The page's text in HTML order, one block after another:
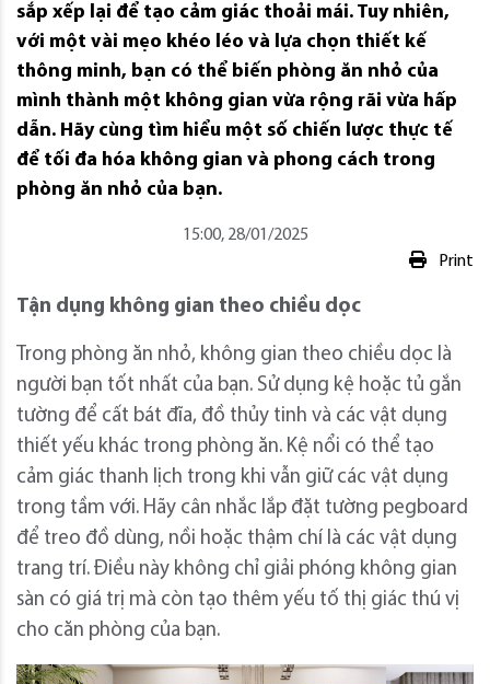
sắp xếp lại để tạo cảm giác thoải mái. Tuy nhiên,
với một vài mẹo khéo léo và lựa chọn thiết kế
thông minh, bạn có thể biến phòng ăn nhỏ của
mình thành một không gian vừa rộng rãi vừa hấp
dẫn. Hãy cùng tìm hiểu một số chiến lược thực tế
để tối đa hóa không gian và phong cách trong
phòng ăn nhỏ của bạn.
15:00, 28/01/2025
Print
Tận dụng không gian theo chiều dọc
Trong phòng ăn nhỏ, không gian theo chiều dọc là
người bạn tốt nhất của bạn. Sử dụng kệ hoặc tủ gắn
tường để cất bát đĩa, đồ thủy tinh và các vật dụng
thiết yếu khác trong phòng ăn. Kệ nổi có thể tạo
cảm giác thanh lịch trong khi vẫn giữ các vật dụng
trong tầm với. Hãy cân nhắc lắp đặt tường pegboard
để treo đồ dùng, nồi hoặc thậm chí là các vật dụng
trang trí. Điều này không chỉ giải phóng không gian
sàn có giá trị mà còn tạo thêm yếu tố thị giác thú vị
cho căn phòng của bạn.